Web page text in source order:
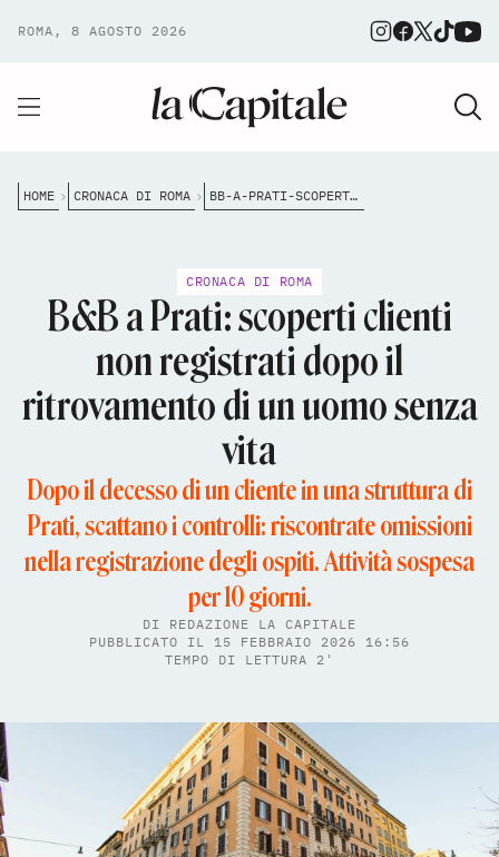
ROMA, 8 AGOSTO 2026
HOME CRONACA DI ROMA BB-A-PRATI-SCOPERTI-CLIENTI-NON-REGISTRATI-DOPO-IL-RITROVAMENTO-DI-UN-UOMO-SENZA-VITA
CRONACA DI ROMA
B&B a Prati: scoperti clienti
non registrati dopo il
ritrovamento di un uomo senza
vita
Dopo il decesso di un cliente in una struttura di
Prati, scattano i controlli: riscontrate omissioni
nella registrazione degli ospiti. Attività sospesa
per 10 giorni.
DI REDAZIONE LA CAPITALE
PUBBLICATO IL 15 FEBBRAIO 2026 16:56
TEMPO DI LETTURA 2'